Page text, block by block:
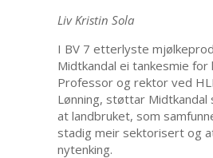
Liv Kristin Sola
I BV 7 etterlyste
Midtkandal ei tankesmie for
Professor og rektor ved
Lønning, støttar Midtkandal
at landbruket, som
stadig meir sektorisert og
nytenking.